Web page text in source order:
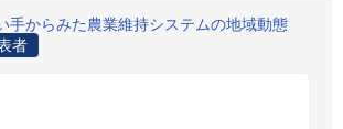
手からみた農業維持システムの地域動態
者